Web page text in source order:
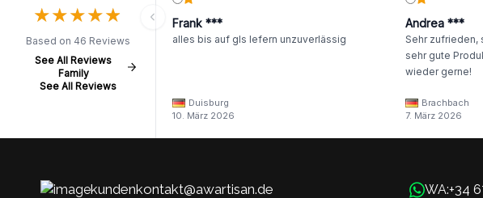
★★★★★
★★★★★
Based on 46 Reviews
See All Reviews
Family
See All Reviews
Frank ***
alles bis auf gls lefern unzuverlässig
Duisburg
10. März 2026
Andrea ***
Sehr zufrieden,
sehr gute
wieder gerne!
Brachbach
7. März 2026
kundenkontakt@awartisan.de WA:+34